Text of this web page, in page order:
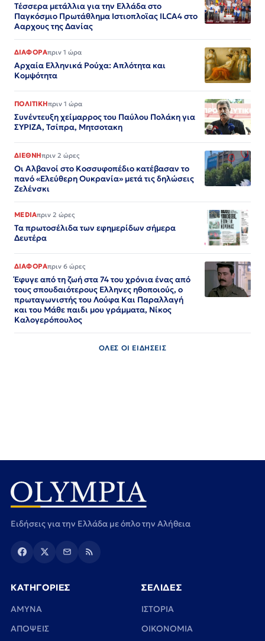
Τέσσερα μετάλλια για την Ελλάδα στο
Παγκόσμιο Πρωτάθλημα Ιστιοπλοϊας ILCA4 στο
Ααρχους της Δανίας
ΔΙΑΦΟΡΑπριν 1 ώρα
Αρχαία Ελληνικά Ρούχα: Απλότητα και
Κομψότητα
ΠΟΛΙΤΙΚΗπριν 1 ώρα
Συνέντευξη χείμαρρος του Παύλου Πολάκη για
ΣΥΡΙΖΑ, Τσίπρα, Μητσοτακη
ΔΙΕΘΝΗπριν 2 ώρες
Οι Αλβανοί στο Κοσσυφοπέδιο κατέβασαν το
πανό «Ελεύθερη Ουκρανία» μετά τις δηλώσεις
Ζελένσκι
MEDIAπριν 2 ώρες
Τα πρωτοσέλιδα των εφημερίδων σήμερα
Δευτέρα
ΔΙΑΦΟΡΑπριν 6 ώρες
Έφυγε από τη ζωή στα 74 του χρόνια ένας από
τους σπουδαιότερους Ελληνες ηθοποιούς, ο
πρωταγωνιστής του Λούφα Και Παραλλαγή
και του Μάθε παιδι μου γράμματα, Νίκος
Καλογερόπουλος
ΟΛΕΣ ΟΙ ΕΙΔΗΣΕΙΣ
Ειδήσεις για την Ελλάδα με όπλο την Αλήθεια
ΚΑΤΗΓΟΡΙΕΣ
ΑΜΥΝΑ
ΑΠΟΨΕΙΣ
ΣΕΛΙΔΕΣ
ΙΣΤΟΡΙΑ
ΟΙΚΟΝΟΜΙΑ